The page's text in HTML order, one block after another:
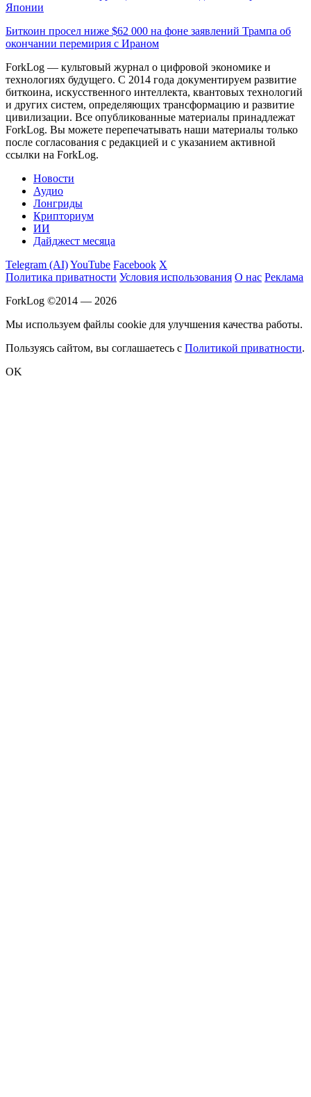
Японии
Биткоин просел ниже $62 000 на фоне заявлений Трампа об
окончании перемирия с Ираном
ForkLog — культовый журнал о цифровой экономике и
технологиях будущего. С 2014 года документируем развитие
биткоина, искусственного интеллекта, квантовых технологий
и других систем, определяющих трансформацию и развитие
цивилизации. Все опубликованные материалы принадлежат
ForkLog. Вы можете перепечатывать наши материалы только
после согласования с редакцией и с указанием активной
ссылки на ForkLog.
Новости
Аудио
Лонгриды
Крипториум
ИИ
Дайджест месяца
Telegram (AI)YouTube Facebook X
Политика приватности Условия использования О нас Реклама
ForkLog ©2014 — 2026
Мы используем файлы cookie для улучшения качества работы.
Пользуясь сайтом, вы соглашаетесь с Политикой приватности.
OK